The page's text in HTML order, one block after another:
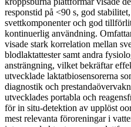
responstid på <90 s, god
svettkomponenter och god
kontinuerlig användning.
visade stark korrelation mellan
blodlaktattester samt andra
ansträngning, vilket bekräftar
utvecklade laktatbiosensorerna
diagnostik och
utvecklades portabla och
för in situ-detektion av upplöst
mest relevanta föroreningar i